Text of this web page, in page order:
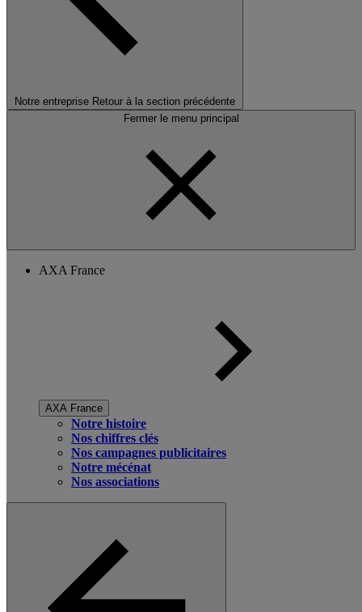
Notre entreprise Retour à la section précédente
Fermer le menu principal
AXA France
AXA France
Notre histoire
Nos chiffres clés
Nos campagnes publicitaires
Notre mécénat
Nos associations